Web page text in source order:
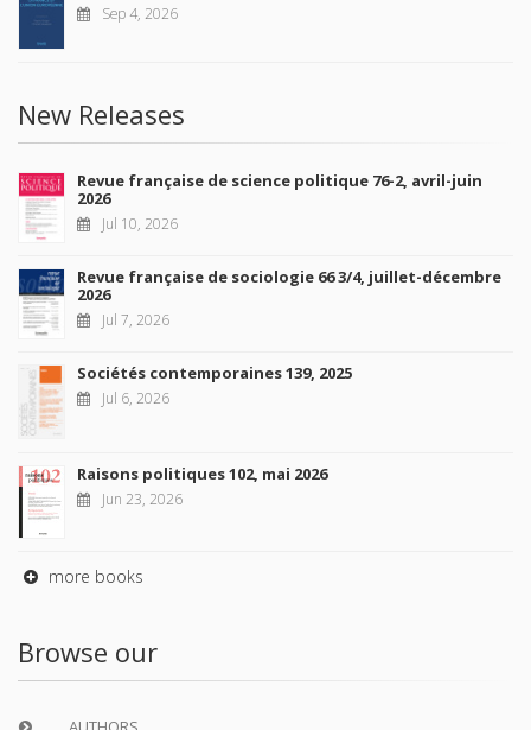
Sep 4, 2026
New Releases
Revue française de science politique 76-2, avril-juin
2026
Jul 10, 2026
Revue française de sociologie 66 3/4, juillet-décembre
2026
Jul 7, 2026
Sociétés contemporaines 139, 2025
Jul 6, 2026
Raisons politiques 102, mai 2026
Jun 23, 2026
more books
Browse our